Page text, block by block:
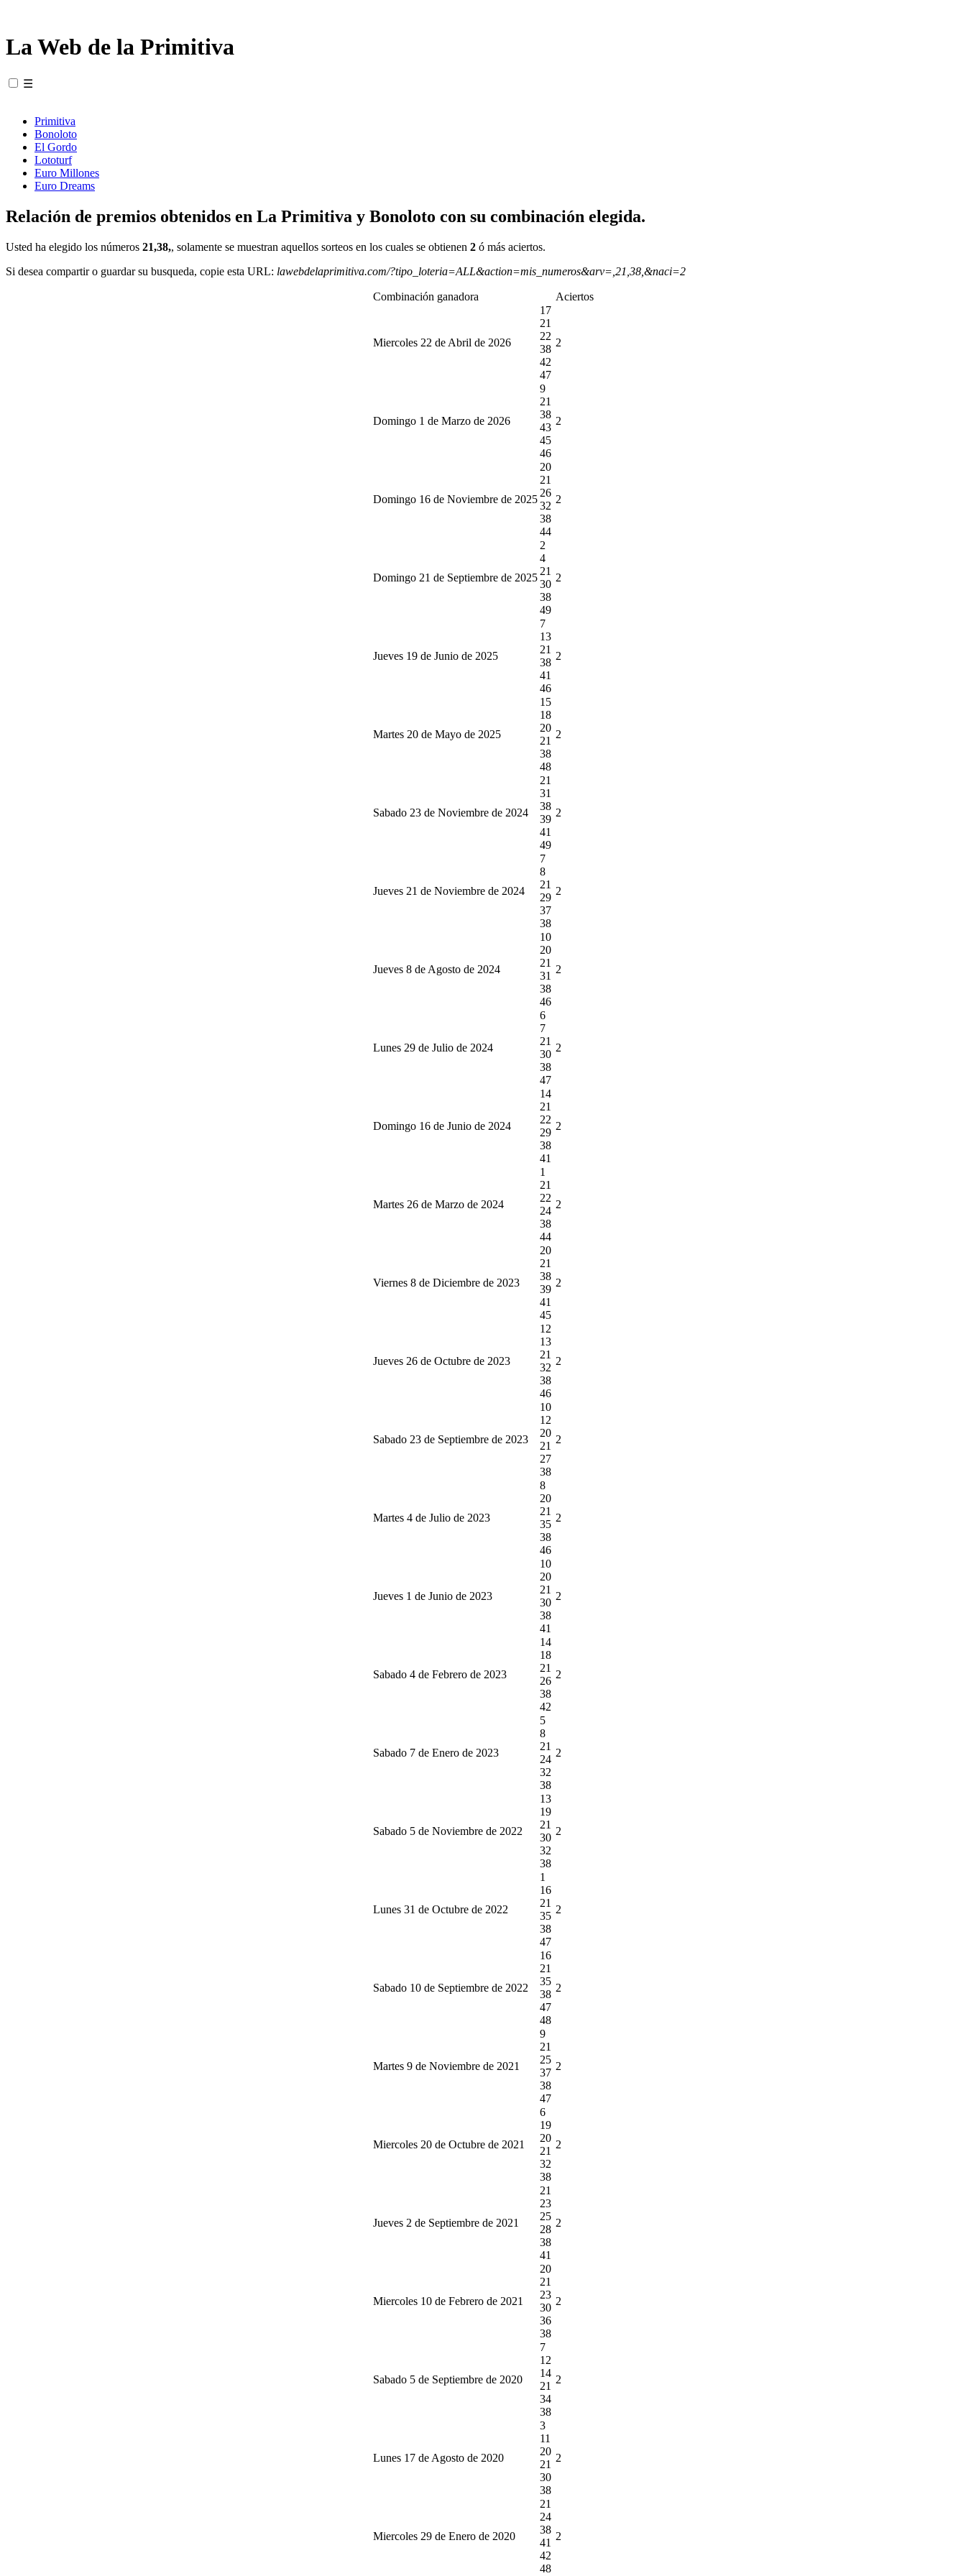
La Web de la Primitiva
☰
Primitiva
Bonoloto
El Gordo
Lototurf
Euro Millones
Euro Dreams
Relación de premios obtenidos en La Primitiva y Bonoloto con su combinación elegida.
Usted ha elegido los números 21,38,, solamente se muestran aquellos sorteos en los cuales se obtienen 2 ó más aciertos.
Si desea compartir o guardar su busqueda, copie esta URL: lawebdelaprimitiva.com/?tipo_loteria=ALL&action=mis_numeros&arv=,21,38,&naci=2
Combinación ganadora Aciertos
Miercoles 22 de Abril de 2026
17
21
22
38
42
47
2
Domingo 1 de Marzo de 2026
9
21
38
43
45
46
2
Domingo 16 de Noviembre de 2025
20
21
26
32
38
44
2
Domingo 21 de Septiembre de 2025
2
4
21
30
38
49
2
Jueves 19 de Junio de 2025
7
13
21
38
41
46
2
Martes 20 de Mayo de 2025
15
18
20
21
38
48
2
Sabado 23 de Noviembre de 2024
21
31
38
39
41
49
2
Jueves 21 de Noviembre de 2024
7
8
21
29
37
38
2
Jueves 8 de Agosto de 2024
10
20
21
31
38
46
2
Lunes 29 de Julio de 2024
6
7
21
30
38
47
2
Domingo 16 de Junio de 2024
14
21
22
29
38
41
2
Martes 26 de Marzo de 2024
1
21
22
24
38
44
2
Viernes 8 de Diciembre de 2023
20
21
38
39
41
45
2
Jueves 26 de Octubre de 2023
12
13
21
32
38
46
2
Sabado 23 de Septiembre de 2023
10
12
20
21
27
38
2
Martes 4 de Julio de 2023
8
20
21
35
38
46
2
Jueves 1 de Junio de 2023
10
20
21
30
38
41
2
Sabado 4 de Febrero de 2023
14
18
21
26
38
42
2
Sabado 7 de Enero de 2023
5
8
21
24
32
38
2
Sabado 5 de Noviembre de 2022
13
19
21
30
32
38
2
Lunes 31 de Octubre de 2022
1
16
21
35
38
47
2
Sabado 10 de Septiembre de 2022
16
21
35
38
47
48
2
Martes 9 de Noviembre de 2021
9
21
25
37
38
47
2
Miercoles 20 de Octubre de 2021
6
19
20
21
32
38
2
Jueves 2 de Septiembre de 2021
21
23
25
28
38
41
2
Miercoles 10 de Febrero de 2021
20
21
23
30
36
38
2
Sabado 5 de Septiembre de 2020
7
12
14
21
34
38
2
Lunes 17 de Agosto de 2020
3
11
20
21
30
38
2
Miercoles 29 de Enero de 2020
21
24
38
41
42
48
2